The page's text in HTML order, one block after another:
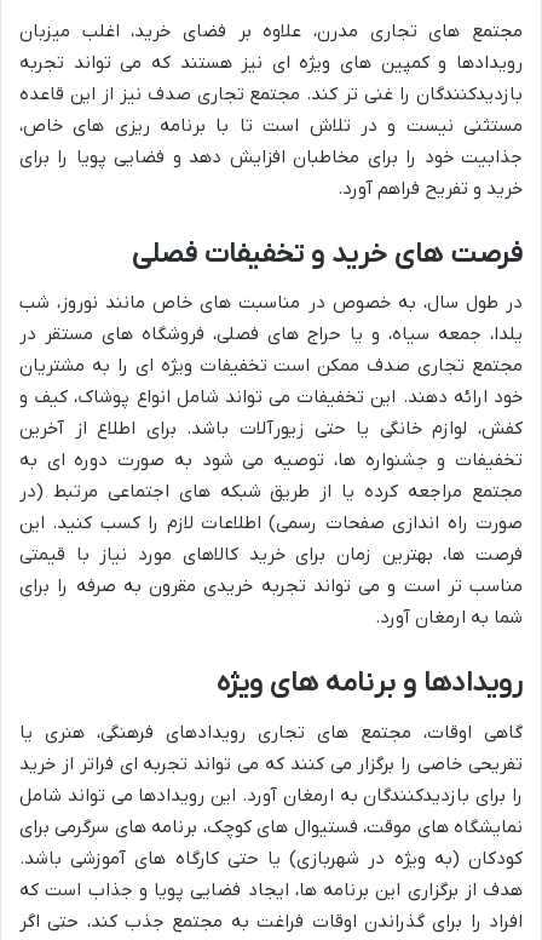
مجتمع های تجاری مدرن، علاوه بر فضای خرید، اغلب میزبان
رویدادها و کمپین های ویژه ای نیز هستند که می تواند تجربه
بازدیدکنندگان را غنی تر کند. مجتمع تجاری صدف نیز از این قاعده
مستثنی نیست و در تلاش است تا با برنامه ریزی های خاص،
جذابیت خود را برای مخاطبان افزایش دهد و فضایی پویا را برای
خرید و تفریح فراهم آورد.
فرصت های خرید و تخفیفات فصلی
در طول سال، به خصوص در مناسبت های خاص مانند نوروز، شب
یلدا، جمعه سیاه، و یا حراج های فصلی، فروشگاه های مستقر در
مجتمع تجاری صدف ممکن است تخفیفات ویژه ای را به مشتریان
خود ارائه دهند. این تخفیفات می تواند شامل انواع پوشاک، کیف و
کفش، لوازم خانگی یا حتی زیورآلات باشد. برای اطلاع از آخرین
تخفیفات و جشنواره ها، توصیه می شود به صورت دوره ای به
مجتمع مراجعه کرده یا از طریق شبکه های اجتماعی مرتبط (در
صورت راه اندازی صفحات رسمی) اطلاعات لازم را کسب کنید. این
فرصت ها، بهترین زمان برای خرید کالاهای مورد نیاز با قیمتی
مناسب تر است و می تواند تجربه خریدی مقرون به صرفه را برای
شما به ارمغان آورد.
رویدادها و برنامه های ویژه
گاهی اوقات، مجتمع های تجاری رویدادهای فرهنگی، هنری یا
تفریحی خاصی را برگزار می کنند که می تواند تجربه ای فراتر از خرید
را برای بازدیدکنندگان به ارمغان آورد. این رویدادها می تواند شامل
نمایشگاه های موقت، فستیوال های کوچک، برنامه های سرگرمی برای
کودکان (به ویژه در شهربازی) یا حتی کارگاه های آموزشی باشد.
هدف از برگزاری این برنامه ها، ایجاد فضایی پویا و جذاب است که
افراد را برای گذراندن اوقات فراغت به مجتمع جذب کند، حتی اگر